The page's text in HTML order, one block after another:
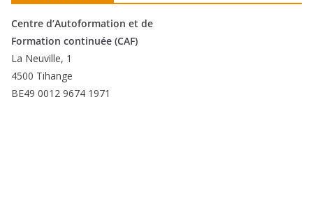
Centre d’Autoformation et de
Formation continuée (CAF)
La Neuville, 1
4500 Tihange
BE49 0012 9674 1971